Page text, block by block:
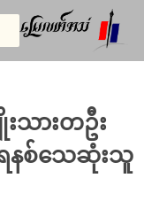
သားတဦး
ေနစ်သေဆုံးသူ